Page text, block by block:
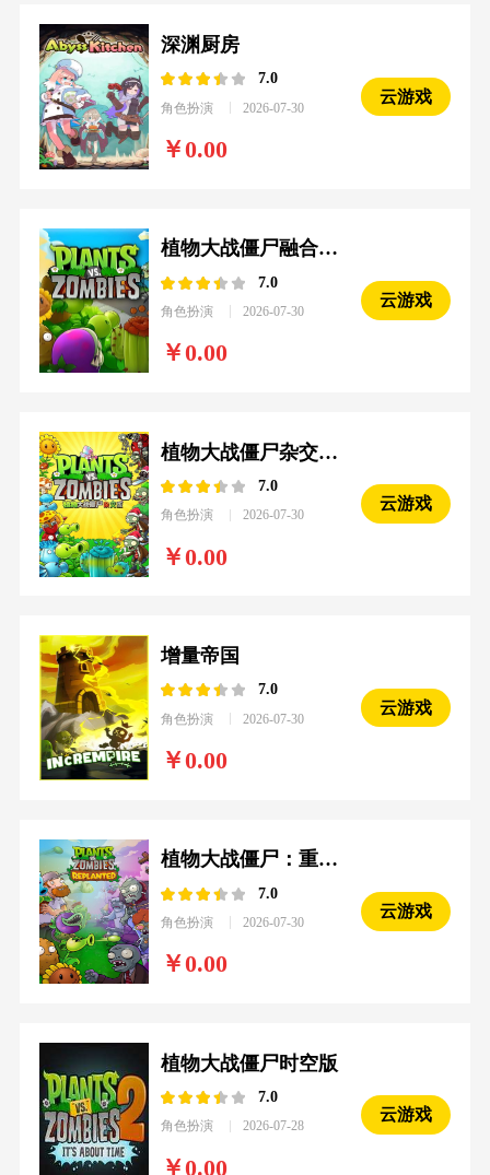
深渊厨房
7.0
角色扮演 2026-07-30
0.00
云游戏
植物大战僵尸融合版：屋顶
7.0
角色扮演 2026-07-30
0.00
云游戏
植物大战僵尸杂交重制版
7.0
角色扮演 2026-07-30
0.00
云游戏
增量帝国
7.0
角色扮演 2026-07-30
0.00
云游戏
植物大战僵尸：重植版
7.0
角色扮演 2026-07-30
0.00
云游戏
植物大战僵尸时空版
7.0
角色扮演 2026-07-28
0.00
云游戏